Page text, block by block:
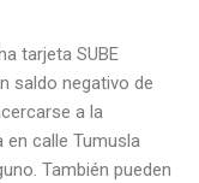
tarjeta SUBE
saldo negativo de
a la
en calle Tumusla
También pueden